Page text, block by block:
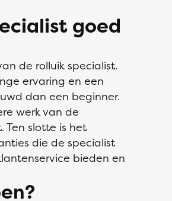
goed
de rolluik specialist.
ervaring en een
dan een beginner.
werk van de
slotte is het
die de specialist
bieden en